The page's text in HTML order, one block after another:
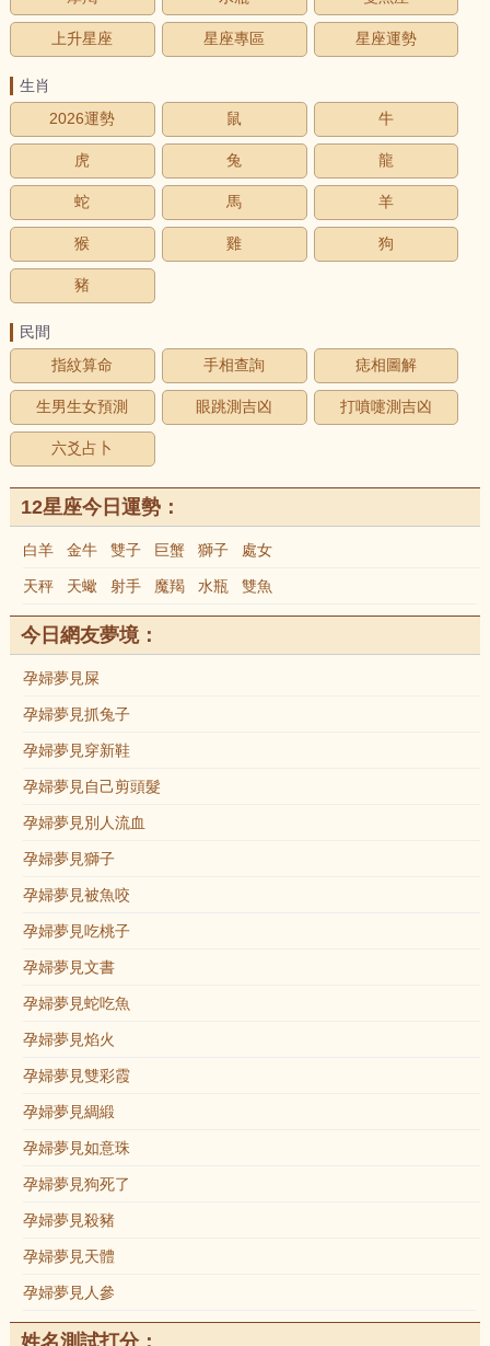
上升星座 星座專區 星座運勢
生肖
2026運勢
鼠 牛
虎 兔 龍
蛇 馬 羊
猴 雞 狗
豬
民間
指紋算命
手相查詢 痣相圖解
生男生女預測 眼跳測吉凶 打噴嚏測吉凶
六爻占卜
12星座今日運勢：
白羊 金牛 雙子 巨蟹 獅子 處女
天秤 天蠍 射手 魔羯 水瓶 雙魚
今日網友夢境：
孕婦夢見屎
孕婦夢見抓兔子
孕婦夢見穿新鞋
孕婦夢見自己剪頭髮
孕婦夢見別人流血
孕婦夢見獅子
孕婦夢見被魚咬
孕婦夢見吃桃子
孕婦夢見文書
孕婦夢見蛇吃魚
孕婦夢見焰火
孕婦夢見雙彩霞
孕婦夢見綢緞
孕婦夢見如意珠
孕婦夢見狗死了
孕婦夢見殺豬
孕婦夢見天體
孕婦夢見人參
姓名測試打分：